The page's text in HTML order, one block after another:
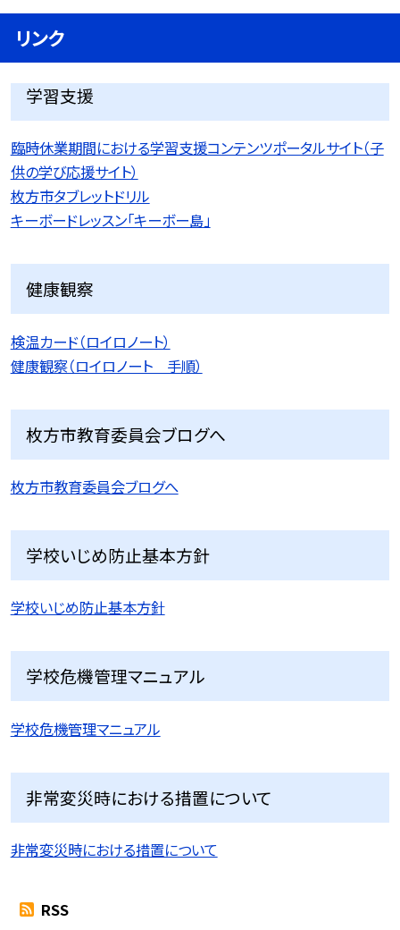
リンク
学習支援
臨時休業期間における学習支援コンテンツポータルサイト（子
供の学び応援サイト）
枚方市タブレットドリル
キーボードレッスン「キーボー島」
健康観察
検温カード（ロイロノート）
健康観察（ロイロノート 手順）
枚方市教育委員会ブログへ
枚方市教育委員会ブログへ
学校いじめ防止基本方針
学校いじめ防止基本方針
学校危機管理マニュアル
学校危機管理マニュアル
非常変災時における措置について
非常変災時における措置について
RSS